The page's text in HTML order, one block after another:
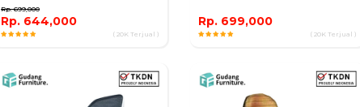
Rp. 699,000
Rp. 644,000
( 20K Terjual )
Rp. 699,000
( 20K Terjual )